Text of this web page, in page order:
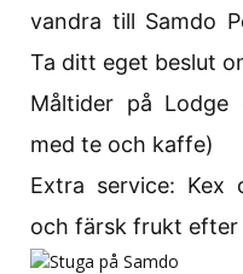
vandra till Samdo
Ta ditt eget beslut
Måltider på Lodge
med te och kaffe)
Extra service: Kex
och färsk frukt efter